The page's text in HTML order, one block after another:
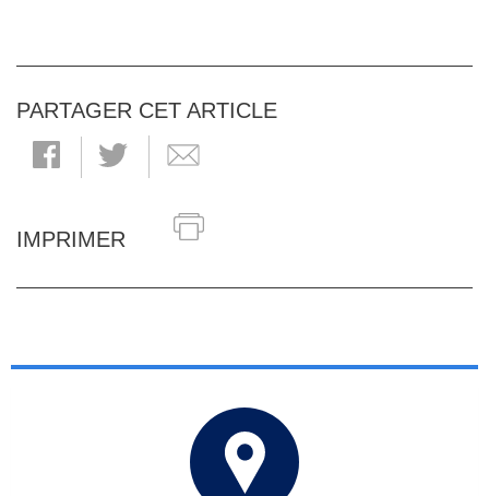
PARTAGER CET ARTICLE
IMPRIMER